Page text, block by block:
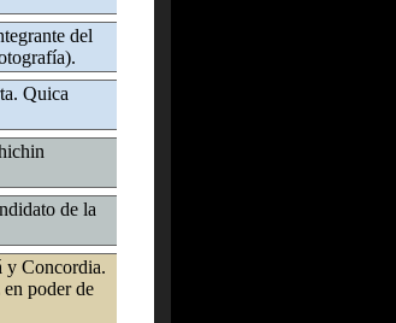
del
Quica
de la
y Concordia.
poder de